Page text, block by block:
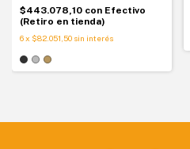
$443.078,10 con Efectivo
(Retiro en tienda)
6x $82.051,50 sin interés